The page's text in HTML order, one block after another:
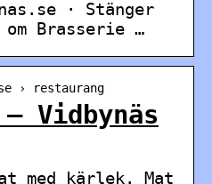
· Stänger
Brasserie …
› restaurang
Vidbynäs
med kärlek. Mat